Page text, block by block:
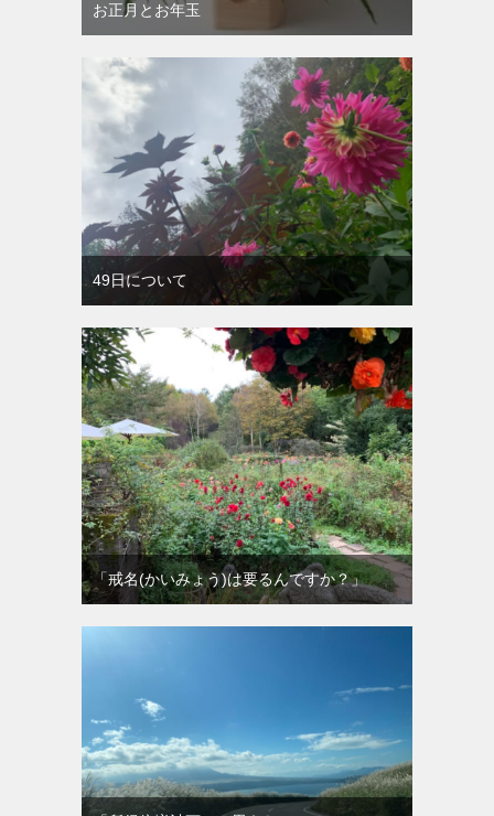
お正月とお年玉
49日について
「戒名(かいみょう)は要るんですか？」